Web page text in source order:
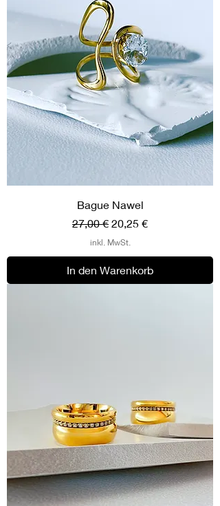
Bague Nawel
Standardpreis
27,00 € Sale-Preis
20,25 €
inkl. MwSt.
In den Warenkorb